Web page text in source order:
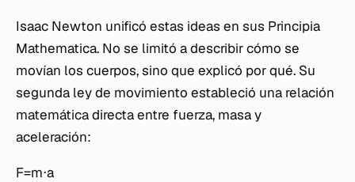
Isaac Newton unificó estas ideas en sus Principia
Mathematica. No se limitó a describir cómo se
movían los cuerpos, sino que explicó por qué. Su
segunda ley de movimiento estableció una relación
matemática directa entre fuerza, masa y
aceleración:
F=m⋅a